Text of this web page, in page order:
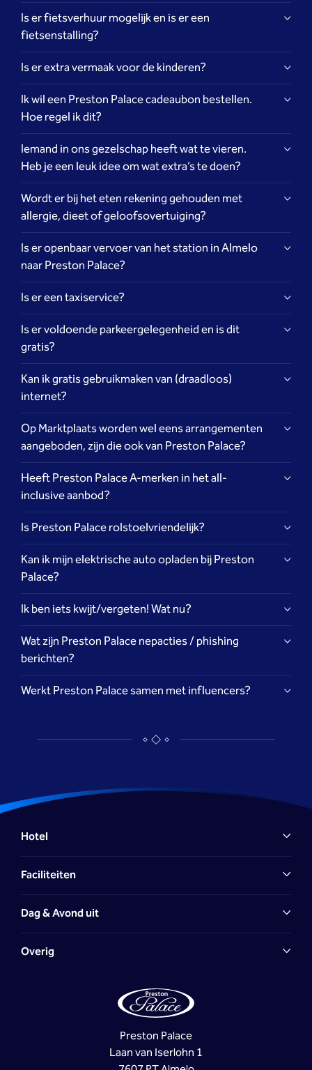
Is er fietsverhuur mogelijk en is er een
fietsenstalling?
reserveringen@prestonpalace.nl
Is er extra vermaak voor de kinderen?
Ik wil een Preston Palace cadeaubon bestellen.
Hoe regel ik dit?
reserveringen@prestonpalace.nl
Iemand in ons gezelschap heeft wat te vieren.
Heb je een leuk idee om wat extra’s te doen?
hier
Wordt er bij het eten rekening gehouden met
allergie, dieet of geloofsovertuiging?
reserveringen@prestonpalace.nl
Is er openbaar vervoer van het station in Almelo
naar Preston Palace?
Is er een taxiservice?
Is er voldoende parkeergelegenheid en is dit
gratis?
Kan ik gratis gebruikmaken van (draadloos)
internet?
Op Marktplaats worden wel eens arrangementen
aangeboden, zijn die ook van Preston Palace?
Heeft Preston Palace A-merken in het all-
inclusive aanbod?
Is Preston Palace rolstoelvriendelijk?
reserveringen@prestonpalace.nl
reserveringen@prestonpalace.nl
Kan ik mijn elektrische auto opladen bij Preston
Palace?
Ik ben iets kwijt/vergeten! Wat nu?
deze link
Wat zijn Preston Palace nepacties / phishing
berichten?
www.prestonpalace.nl
Werkt Preston Palace samen met influencers?
Hotel
Faciliteiten
Dag & Avond uit
Overig
Preston Palace
Laan van Iserlohn 1